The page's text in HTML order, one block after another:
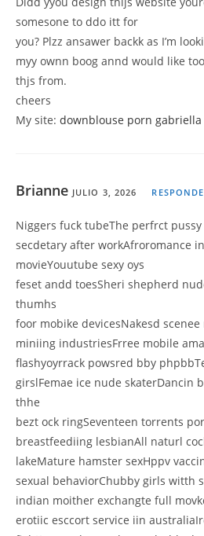
somesone to ddo itt for
you? Plzz ansawer backk as I’m
myy ownn boog annd would like
thjs from.
cheers
My site: downblouse porn
Brianne JULIO 3, 2026
Niggers fuck tubeThe perfrct
secdetary after workAfroromance
movieYouutube sexy oys
feset andd toesSheri shepherd
thumhs
foor mobike devicesNakesd
miniing industriesFrree mobile
flashyoyrrack powsred bby
girslFemae ice nude skaterDancin
thhe
bezt ock ringSeventeen torrents
breastfeediing lesbianAll naturl
lakeMature hamster sexHppv
sexual behaviorChubby girls witth
indian moither exchangte full
erotiic esccort service iin